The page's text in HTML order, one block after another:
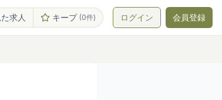
求人 キープ (0件) ログイン 会員登録